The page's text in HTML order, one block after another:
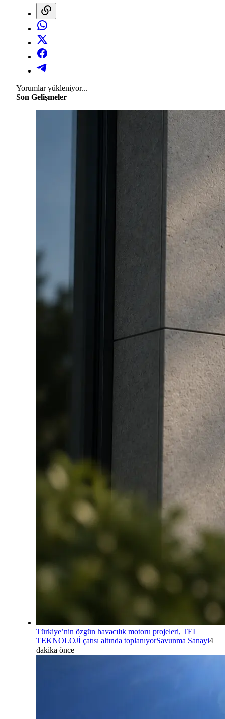
Yorumlar yükleniyor...
Son Gelişmeler
Türkiye’nin özgün havacılık motoru projeleri, TEI
TEKNOLOJİ çatısı altında toplanıyorSavunma Sanayi4
dakika önce